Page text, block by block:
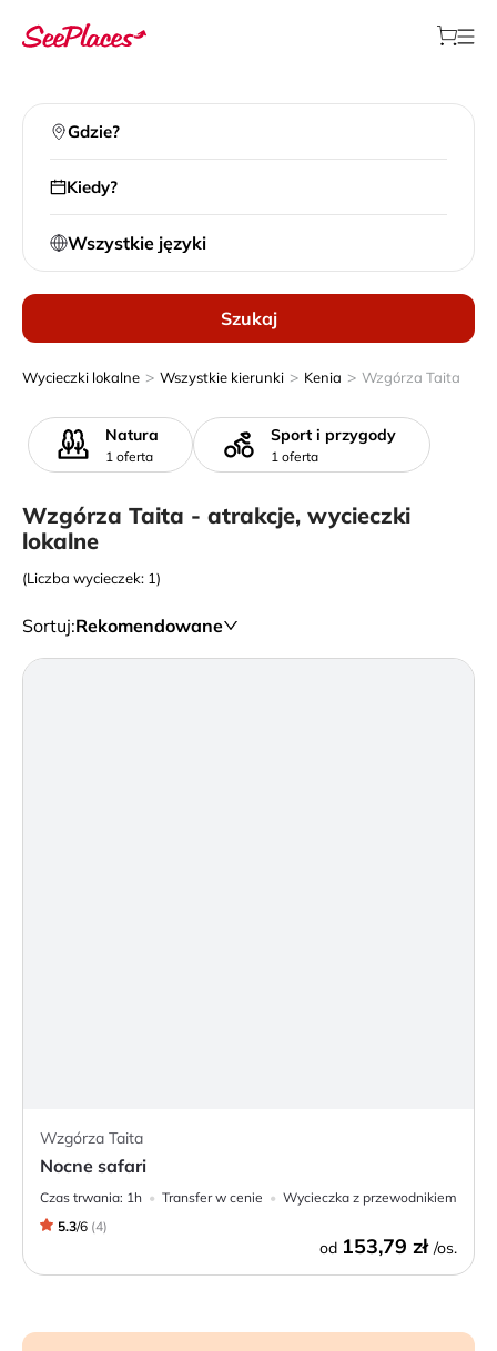
Gdzie?
Kiedy?
Wszystkie języki
Szukaj
Wycieczki lokalne > Wszystkie kierunki > Kenia > Wzgórza Taita
Natura
1 oferta
Sport i przygody
1 oferta
Wzgórza Taita - atrakcje, wycieczki
lokalne
(Liczba wycieczek: 1)
Sortuj:Rekomendowane
Wzgórza Taita
Nocne safari
Czas trwania: 1h Transfer w cenie
Wycieczka z przewodnikiem
5.3/6 (4)
od 153,79 zł /os.